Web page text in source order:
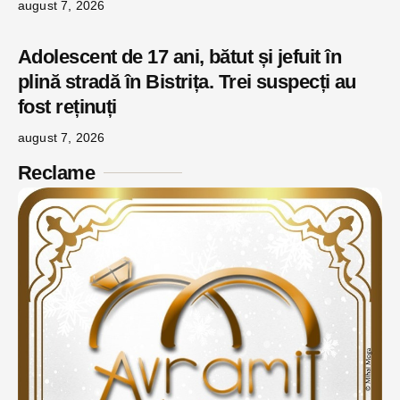
august 7, 2026
Adolescent de 17 ani, bătut și jefuit în
plină stradă în Bistrița. Trei suspecți au
fost reținuți
august 7, 2026
Reclame